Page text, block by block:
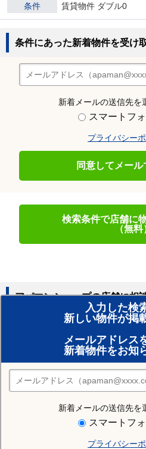
条件 賃貸物件 ダブル0
条件にあった新着物件を受け
新着メールの送信先を
スマートフ
プライバシー
同意してメー
検索条件で店舗に
（無料
入力した検
新しい物件が掲
メールアドレス
新着物件をお知
新着メールの送信先を
スマートフ
プライバシー
アパマンショップの店舗に相
賃貸のプロがお部屋探し！
おまかせ物件リクエスト
住みたい街の店舗を探す
店舗検索
南行徳